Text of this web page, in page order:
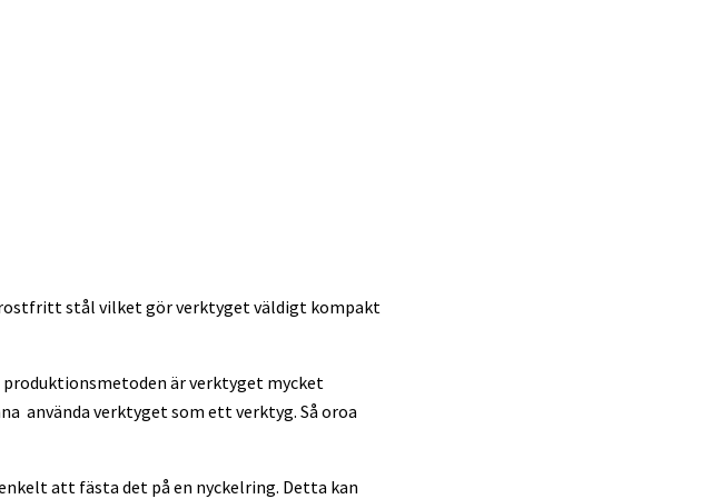
stål vilket gör verktyget väldigt kompakt
produktionsmetoden är verktyget mycket
använda verktyget som ett verktyg. Så oroa
att fästa det på en nyckelring. Detta kan